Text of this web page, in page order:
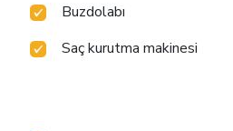
Buzdolabı
Saç kurutma makinesi